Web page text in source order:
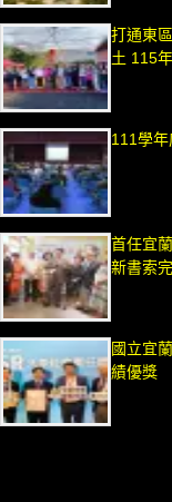
打通東
土 115
111學
首任宜
新書索
國立宜
績優獎